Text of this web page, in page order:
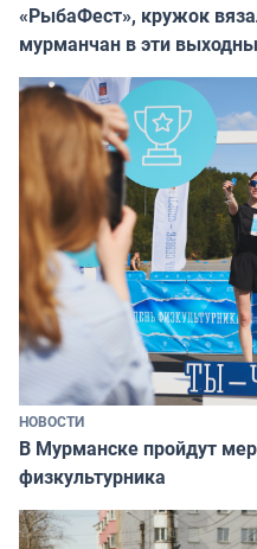
«РыбаФест», кружок
мурманчан в эти
НОВОСТИ
В Мурманске пройдут
физкультурника